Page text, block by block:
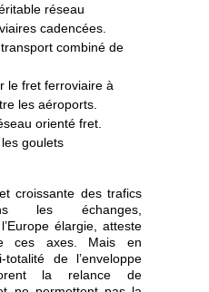
réseau
cadencées.
combiné de
le fret ferroviaire à
les aéroports.
orienté fret.
goulets
croissante des trafics
les échanges,
élargie, atteste
ces axes. Mais en
de l’enveloppe
la relance de